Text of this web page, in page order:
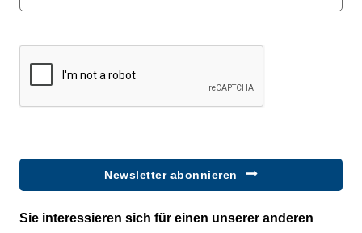
Newsletter abonnieren
Sie interessieren sich für einen unserer anderen